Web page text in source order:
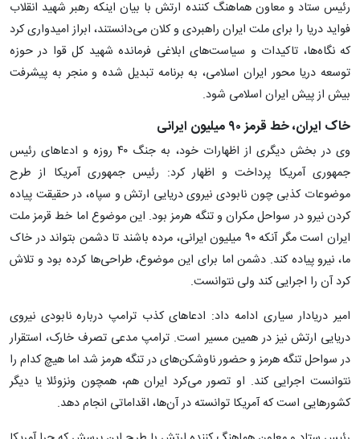
رئیس ستاد و معاون هماهنگ کننده ارتش با بیان اینکه رهبر شهید انقلاب
فواید دریا را برای ملت ایران راهبردی و کلان می‌دانستند، ابراز امیدواری کرد
که نگاه‌ها، تاکیدات و سیاست‌های ابلاغی فرمانده شهید کل قوا در حوزه
توسعه دریا محور ایران اسلامی، به برنامه تبدیل شده و منجر به پیشرفت
بیش از پیش ایران اسلامی شود.
خاک ایران، خط قرمز ۹۰ میلیون ایرانی
وی در بخش دیگری از اظهارات خود، به جنگ ۴۰ روزه و ادعاهای رئیس
جمهوری آمریکا پرداخت و اظهار کرد: رئیس جمهوری آمریکا از طرح
موضوعات کذبی چون نابودی نیروی دریایی ارتش و سپاه، در حقیقت پیاده
کردن نیرو در سواحل مکران و تنگه هرمز بود. این موضوع اما خط قرمز ملت
ایران است مگر آنکه ۹۰ میلیون ایرانی، مرده باشند تا دشمن بتواند در خاک
ما، نیرو پیاده کند. دشمن اما برای این موضوع، طراحی‌ها کرده بود و تلاش
کرد آن را اجرایی کند ولی نتوانست.
امیر دریادار سیاری ادامه داد: ادعاهای کذب ترامپ درباره نابودی نیروی
دریایی ارتش نیز در همین مسیر است. ترامپ مدعی تصرف خارک، استقرار
در سواحل تنگه هرمز و حضور ناوشکن‌های در تنگه هرمز شد اما هیچ کدام را
نتوانست اجرایی کند. او تصور می‌کرد ایران هم، همچون ونزوئلا یا دیگر
کشورهایی است که آمریکا توانسته در آن‌ها، اقداماتی انجام دهد.